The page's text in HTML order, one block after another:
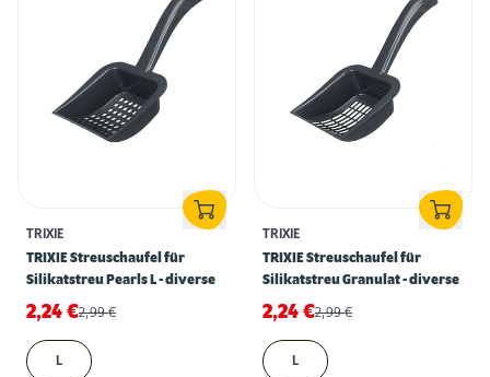
TRIXIE
TRIXIE Streuschaufel für
Silikatstreu Pearls L - diverse
2,24 €2,99€
L
TRIXIE
TRIXIE Streuschaufel für
Silikatstreu Granulat - diverse
2,24 €2,99€
L